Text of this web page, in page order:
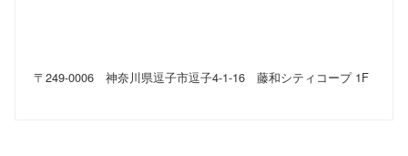
〒249-0006 神奈川県逗子市逗子4-1-16 藤和シティコープ 1F